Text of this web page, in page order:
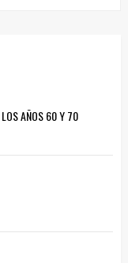
LOS AÑOS 60 Y 70